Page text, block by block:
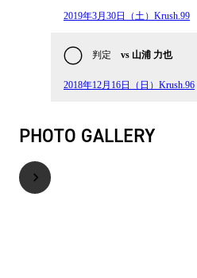
2019年3月30日（土）Krush.99
判定 vs 山浦 力也
2018年12月16日（日）Krush.96
PHOTO GALLERY